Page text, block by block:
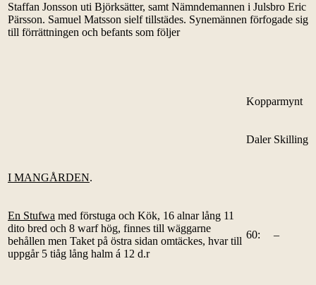
Staffan Jonsson uti Björksätter, samt Nämndemannen i Julsbro Eric
Pärsson. Samuel Matsson sielf tillstädes. Synemännen förfogade sig
till förrättningen och befants som följer
Kopparmynt
Daler Skilling
I MANGÅRDEN.
En Stufwa med förstuga och Kök, 16 alnar lång 11
dito bred och 8 warf hög, finnes till wäggarne
behållen men Taket på östra sidan omtäckes, hvar till
uppgår 5 tiåg lång halm á 12 d.r
60: –